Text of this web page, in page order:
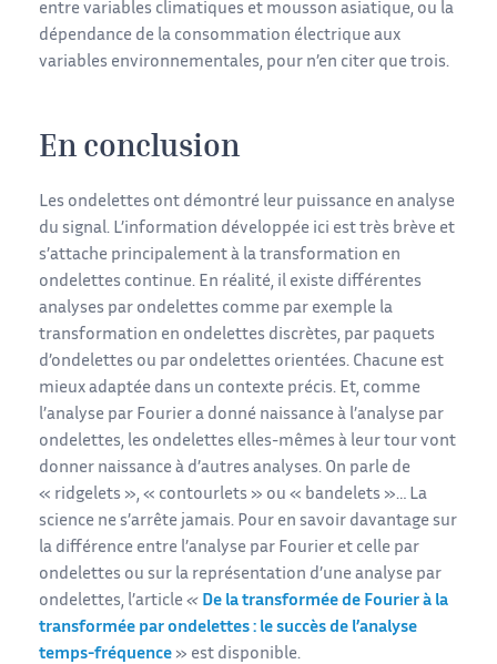
entre variables climatiques et mousson asiatique, ou la
dépendance de la consommation électrique aux
variables environnementales, pour n’en citer que trois.
En conclusion
Les ondelettes ont démontré leur puissance en analyse
du signal. L’information développée ici est très brève et
s’attache principalement à la transformation en
ondelettes continue. En réalité, il existe différentes
analyses par ondelettes comme par exemple la
transformation en ondelettes discrètes, par paquets
d’ondelettes ou par ondelettes orientées. Chacune est
mieux adaptée dans un contexte précis. Et, comme
l’analyse par Fourier a donné naissance à l’analyse par
ondelettes, les ondelettes elles-mêmes à leur tour vont
donner naissance à d’autres analyses. On parle de
« ridgelets », « contourlets » ou « bandelets »… La
science ne s’arrête jamais. Pour en savoir davantage sur
la différence entre l’analyse par Fourier et celle par
ondelettes ou sur la représentation d’une analyse par
ondelettes, l’article « De la transformée de Fourier à la
transformée par ondelettes : le succès de l’analyse
temps-fréquence » est disponible.